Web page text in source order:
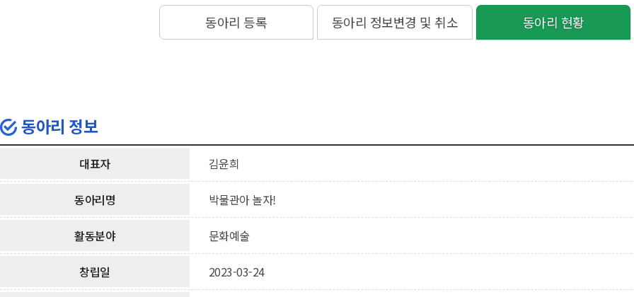
동아리 등록 동아리 정보변경 및 취소 동아리 현황
동아리 정보
대표자 김윤희
동아리명 박물관아 놀자!
활동분야 문화예술
창립일 2023-03-24